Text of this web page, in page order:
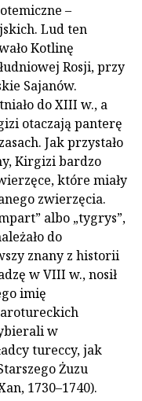
–
Lud ten
Kotlinę
Rosji, przy
Sajanów.
do XIII w., a
otaczają panterę
Jak przystało
Kirgizi bardzo
które miały
zwierzęcia.
albo „tygrys”,
do
znany z historii
w VIII w., nosił
imię
w
tureccy, jak
Żuzu
1730–1740).